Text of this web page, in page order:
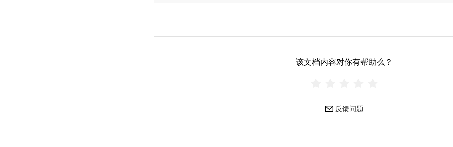
该文档内容对你有帮助么？
反馈问题